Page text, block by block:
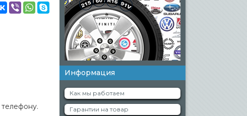
Информация
Как мы работаем
Гарантии на товар